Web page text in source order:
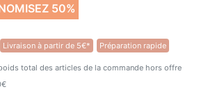
50%
Livraison à partir de 5€* Préparation rapide
total des articles de la commande hors offre